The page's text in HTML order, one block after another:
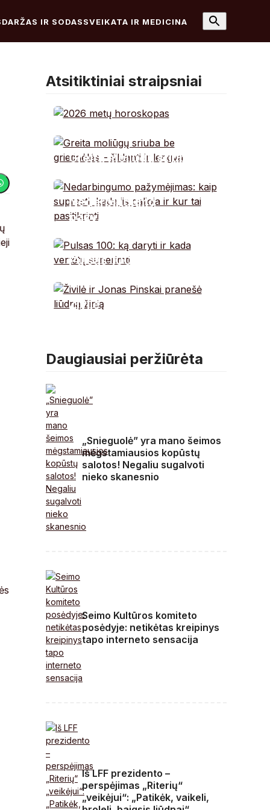
DARŽAS IR SODASSVEIKATA IR MEDICINA
Atsitiktiniai straipsniai
horoskopas:
astrologai atskleidė,
laukia perversmas
gyvenime
Greita moliūgų sriuba
ir lengva
Nedarbingumo
pažymėjimas: kaip
galioja ir kur tai
pasitikrinti
Pulsas 100: ką daryti ir
Živilė ir Jonas Pinskai
Daugiausiai peržiūrėta
„Snieguolė” yra mano šeimos
mėgstamiausios kopūstų
salotos! Negaliu sugalvoti
nieko skanesnio
Seimo Kultūros komiteto
posėdyje: netikėtas kreipinys
tapo interneto sensacija
Iš LFF prezidento –
perspėjimas „Riterių“
„veikėjui“: „Patikėk, vaikeli,